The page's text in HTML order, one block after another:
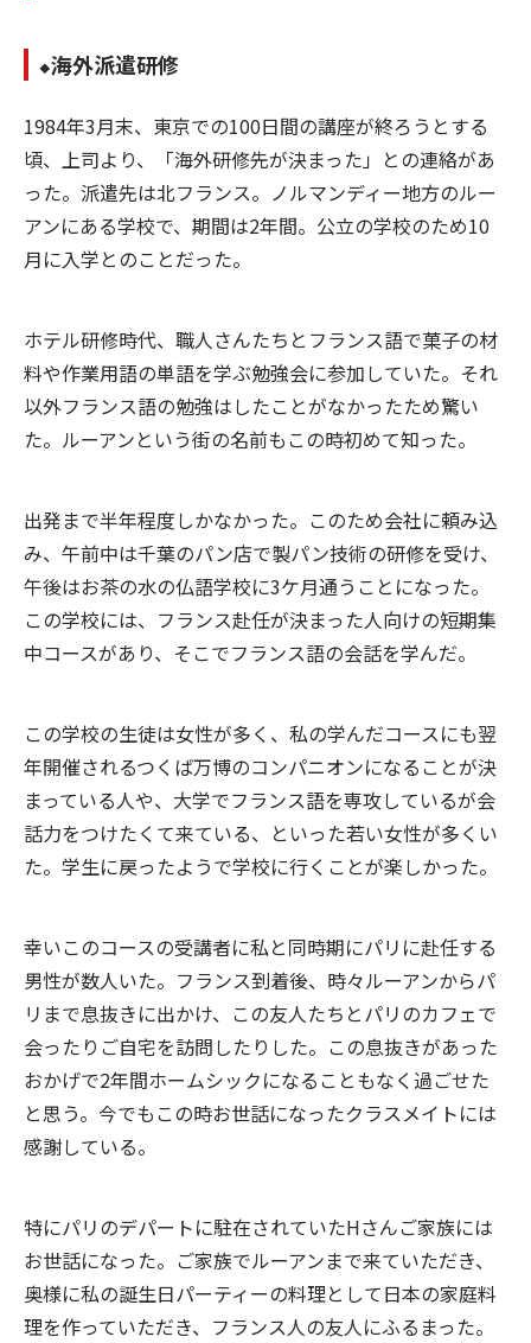
⬥海外派遣研修
1984年3月末、東京での100日間の講座が終ろうとする
頃、上司より、「海外研修先が決まった」との連絡があ
った。派遣先は北フランス。ノルマンディー地方のルー
アンにある学校で、期間は2年間。公立の学校のため10
月に入学とのことだった。
ホテル研修時代、職人さんたちとフランス語で菓子の材
料や作業用語の単語を学ぶ勉強会に参加していた。それ
以外フランス語の勉強はしたことがなかったため驚い
た。ルーアンという街の名前もこの時初めて知った。
出発まで半年程度しかなかった。このため会社に頼み込
み、午前中は千葉のパン店で製パン技術の研修を受け、
午後はお茶の水の仏語学校に3ケ月通うことになった。
この学校には、フランス赴任が決まった人向けの短期集
中コースがあり、そこでフランス語の会話を学んだ。
この学校の生徒は女性が多く、私の学んだコースにも翌
年開催されるつくば万博のコンパニオンになることが決
まっている人や、大学でフランス語を専攻しているが会
話力をつけたくて来ている、といった若い女性が多くい
た。学生に戻ったようで学校に行くことが楽しかった。
幸いこのコースの受講者に私と同時期にパリに赴任する
男性が数人いた。フランス到着後、時々ルーアンからパ
リまで息抜きに出かけ、この友人たちとパリのカフェで
会ったりご自宅を訪問したりした。この息抜きがあった
おかげで2年間ホームシックになることもなく過ごせた
と思う。今でもこの時お世話になったクラスメイトには
感謝している。
特にパリのデパートに駐在されていたHさんご家族には
お世話になった。ご家族でルーアンまで来ていただき、
奥様に私の誕生日パーティーの料理として日本の家庭料
理を作っていただき、フランス人の友人にふるまった。